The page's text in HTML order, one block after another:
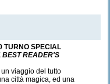
TURNO SPECIAL
BEST READER'S
viaggio del tutto
città magica, ed una